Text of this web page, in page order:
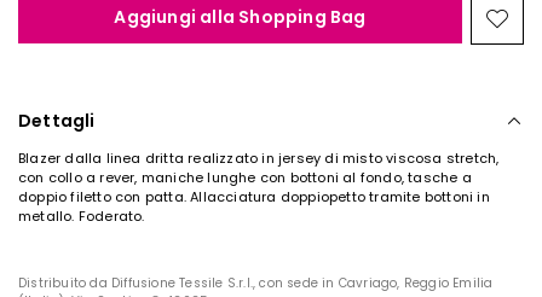
Aggiungi alla Shopping Bag
nella
Dettagli
Blazer dalla linea dritta realizzato in jersey di misto viscosa stretch,
con collo a rever, maniche lunghe con bottoni al fondo, tasche a
doppio filetto con patta. Allacciatura doppiopetto tramite bottoni in
metallo. Foderato.
Distribuito da Diffusione Tessile S.r.l., con sede in Cavriago, Reggio Emilia